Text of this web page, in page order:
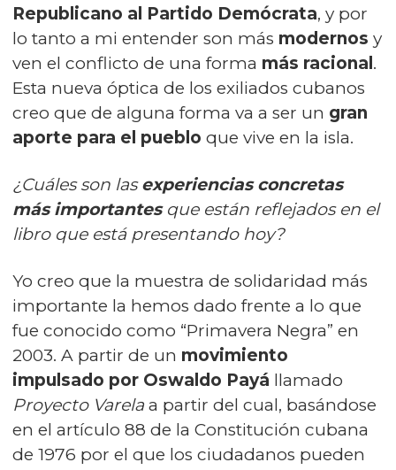
Republicano al Partido Demócrata, y por
lo tanto a mi entender son más modernos y
ven el conflicto de una forma más racional.
Esta nueva óptica de los exiliados cubanos
creo que de alguna forma va a ser un gran
aporte para el pueblo que vive en la isla.
¿Cuáles son lasexperiencias concretas
más importantesque están reflejados en el
libro que está presentando hoy?
Yo creo que la muestra de solidaridad más
importante la hemos dado frente a lo que
fue conocido como “Primavera Negra” en
2003. A partir de un movimiento
impulsado por Oswaldo Payá llamado
Proyecto Varelaa partir del cual, basándose
en el artículo 88 de la Constitución cubana
de 1976 por el que los ciudadanos pueden